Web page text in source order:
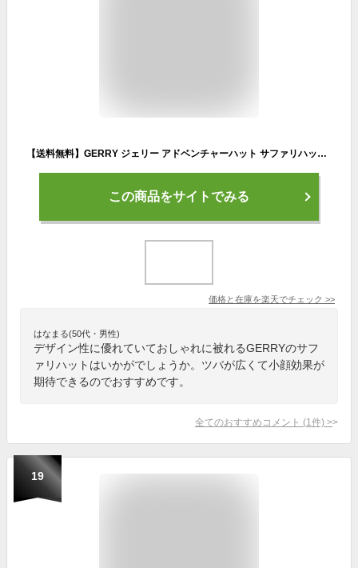
【送料無料】GERRY ジェリー アドベンチャーハット サファリハット メンズ ハット 夏の帽子 ナイロン 撥水 夏用 アウトドア お出かけ 公園 プール レジャー 日除け シンプル コンパクト 撥水加工 折りたためる あご紐
この商品をサイトでみる
価格と在庫を楽天でチェック >>
はなまる(50代・男性)
デザイン性に優れていておしゃれに被れるGERRYのサフ
ァリハットはいかがでしょうか。ツバが広くて小顔効果が
期待できるのでおすすめです。
全てのおすすめコメント (1 件) >
19